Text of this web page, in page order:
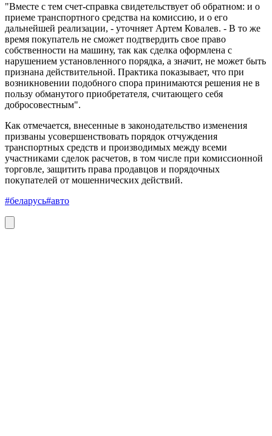
"Вместе с тем счет-справка свидетельствует об обратном: и о
приеме транспортного средства на комиссию, и о его
дальнейшей реализации, - уточняет Артем Ковалев. - В то же
время покупатель не сможет подтвердить свое право
собственности на машину, так как сделка оформлена с
нарушением установленного порядка, а значит, не может быть
признана действительной. Практика показывает, что при
возникновении подобного спора принимаются решения не в
пользу обманутого приобретателя, считающего себя
добросовестным".
Как отмечается, внесенные в законодательство изменения
призваны усовершенствовать порядок отчуждения
транспортных средств и производимых между всеми
участниками сделок расчетов, в том числе при комиссионной
торговле, защитить права продавцов и порядочных
покупателей от мошеннических действий.
#беларусь#авто